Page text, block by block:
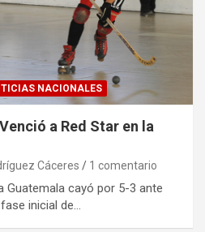
NACIONALES
a Red Star en la
Cáceres 1 comentario
Guatemala cayó por 5-3 ante
inicial de…